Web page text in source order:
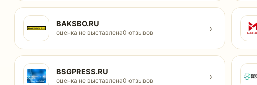
BAKSBO.RU
оценка не выставлена0 отзывов ›
BSGPRESS.RU
оценка не выставлена0 отзывов ›